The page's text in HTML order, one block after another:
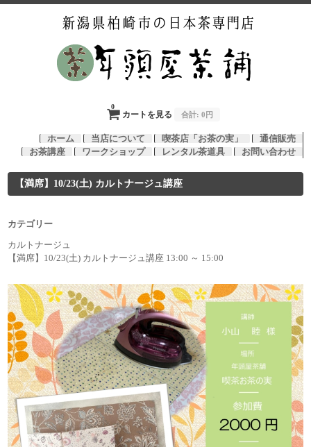
カートを見る
0
合計: 0円
ホーム 当店について 喫茶店「お茶の実」
通信販売
お茶講座
ワークショップ レンタル茶道具 お問い合わせ
【満席】10/23(土) カルトナージュ講座
カテゴリー
カルトナージュ
【満席】10/23(土) カルトナージュ講座 13:00 ～ 15:00